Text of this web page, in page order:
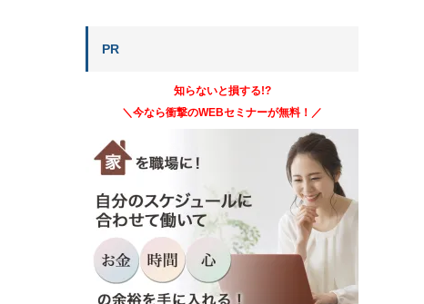
PR
知らないと損する!?
＼今なら衝撃のWEBセミナーが無料！／